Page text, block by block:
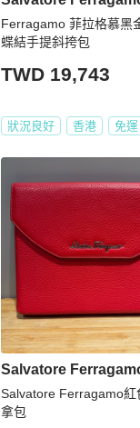
Ferragamo 菲拉格慕黑
蝶結手提斜挎包
TWD 19,743
狀況良好 香港 免運
Salvatore
Salvatore Ferragamo紅
拿包